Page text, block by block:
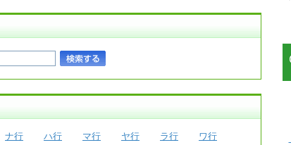
ナ行 ハ行 マ行 ヤ行 ラ行 ワ行